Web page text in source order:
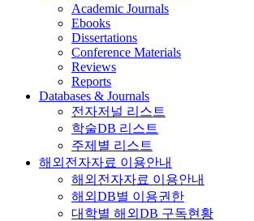
Academic Journals
Ebooks
Dissertations
Conference Materials
Reviews
Reports
Databases & Journals
전자저널 리스트
학술DB 리스트
주제별 리스트
해외전자자료 이용안내
해외전자자료 이용안내
해외DB별 이용권한
대학별 해외DB 구독현황